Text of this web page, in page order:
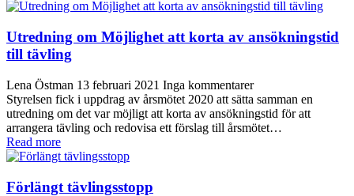
Utredning om Möjlighet att korta av ansökningstid
till tävling
Lena Östman 13 februari 2021 Inga kommentarer
Styrelsen fick i uppdrag av årsmötet 2020 att sätta samman en
utredning om det var möjligt att korta av ansökningstid för att
arrangera tävling och redovisa ett förslag till årsmötet…
Read more
Förlängt tävlingsstopp